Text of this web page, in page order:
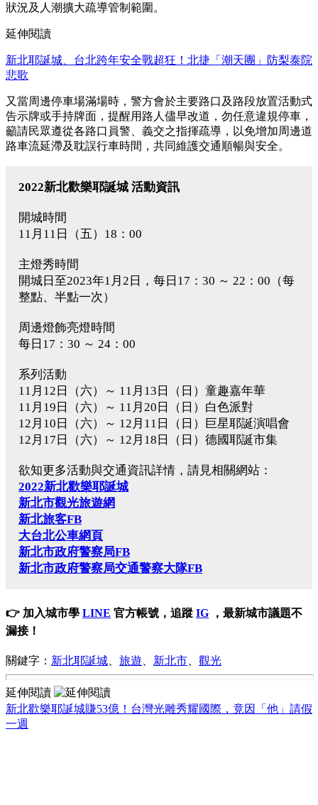
狀況及人潮擴大疏導管制範圍。
延伸閱讀
新北耶誕城、台北跨年安全戰超狂！北捷「潮天團」防梨泰院
悲歌
又當周邊停車場滿場時，警方會於主要路口及路段放置活動式
告示牌或手持牌面，提醒用路人儘早改道，勿任意違規停車，
籲請民眾遵從各路口員警、義交之指揮疏導，以免增加周邊道
路車流延滯及耽誤行車時間，共同維護交通順暢與安全。
2022新北歡樂耶誕城 活動資訊
開城時間
11月11日（五）18：00
主燈秀時間
開城日至2023年1月2日，每日17：30 ～ 22：00（每
整點、半點一次）
周邊燈飾亮燈時間
每日17：30 ～ 24：00
系列活動
11月12日（六）～ 11月13日（日）童趣嘉年華
11月19日（六）～ 11月20日（日）白色派對
12月10日（六）～ 12月11日（日）巨星耶誕演唱會
12月17日（六）～ 12月18日（日）德國耶誕市集
欲知更多活動與交通資訊詳情，請見相關網站：
2022新北歡樂耶誕城
新北市觀光旅遊網
新北旅客FB
大台北公車網頁
新北市政府警察局FB
新北市政府警察局交通警察大隊FB
👉 加入城市學 LINE 官方帳號，追蹤 IG ，最新城市議題不
漏接！
關鍵字： 新北耶誕城 旅遊 新北市 觀光
延伸閱讀
新北歡樂耶誕城賺53億！台灣光雕秀耀國際，竟因「他」請假
一週